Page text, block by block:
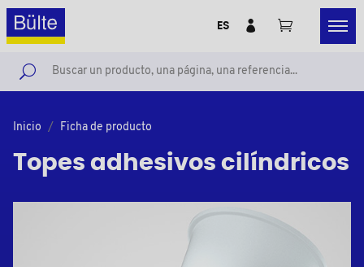
ES
Inicio Ficha de producto
Topes adhesivos cilíndricos